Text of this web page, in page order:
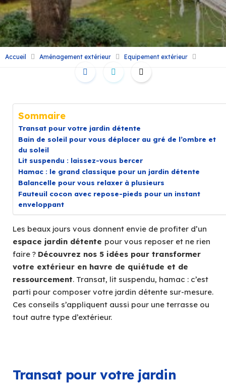
Accueil Aménagement extérieur Equipement extérieur
Sommaire
Transat pour votre jardin détente
Bain de soleil pour vous déplacer au gré de l’ombre et
du soleil
Lit suspendu : laissez-vous bercer
Hamac : le grand classique pour un jardin détente
Balancelle pour vous relaxer à plusieurs
Fauteuil cocon avec repose-pieds pour un instant
enveloppant
Les beaux jours vous donnent envie de profiter d’un
espace jardin détente pour vous reposer et ne rien
faire ? Découvrez nos 5 idées pour transformer
votre extérieur en havre de quiétude et de
ressourcement. Transat, lit suspendu, hamac : c’est
parti pour composer votre jardin détente sur-mesure.
Ces conseils s’appliquent aussi pour une terrasse ou
tout autre type d’extérieur.
Transat pour votre jardin